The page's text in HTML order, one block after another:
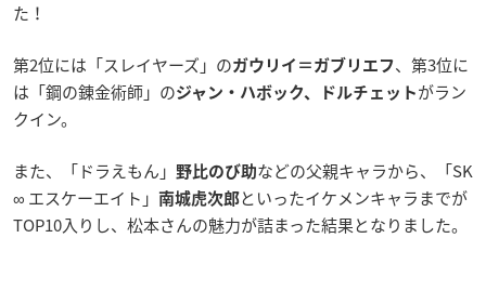
た！
第2位には「スレイヤーズ」のガウリイ＝ガブリエフ、第3位に
は「鋼の錬金術師」のジャン・ハボック、ドルチェット がラン
クイン。
また、「ドラえもん」 野比のび助などの父親キャラから、「SK
∞ エスケーエイト」 南城虎次郎といったイケメンキャラまでが
TOP10入りし、松本さんの魅力が詰まった結果となりました。